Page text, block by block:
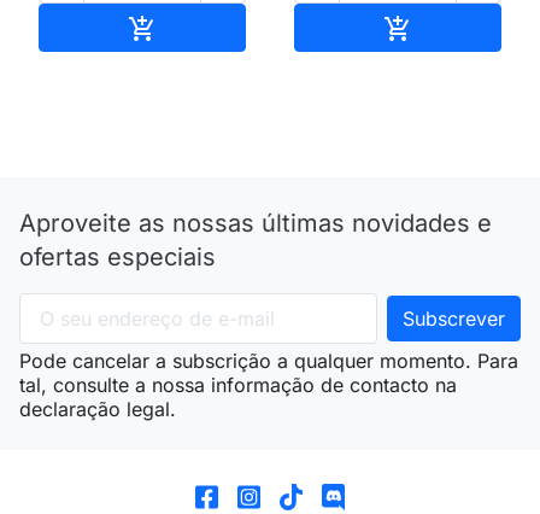
 
Aproveite as nossas últimas novidades e
ofertas especiais
Pode cancelar a subscrição a qualquer momento. Para
tal, consulte a nossa informação de contacto na
declaração legal.